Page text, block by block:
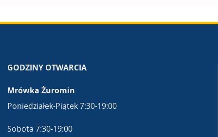
GODZINY OTWARCIA
Mrówka Żuromin
Poniedziałek-Piątek 7:30-19:00
Sobota 7:30-19:00